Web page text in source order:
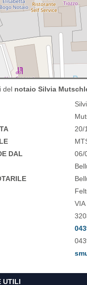
del notaio Silvia
20/
DAL
06/
UTILI